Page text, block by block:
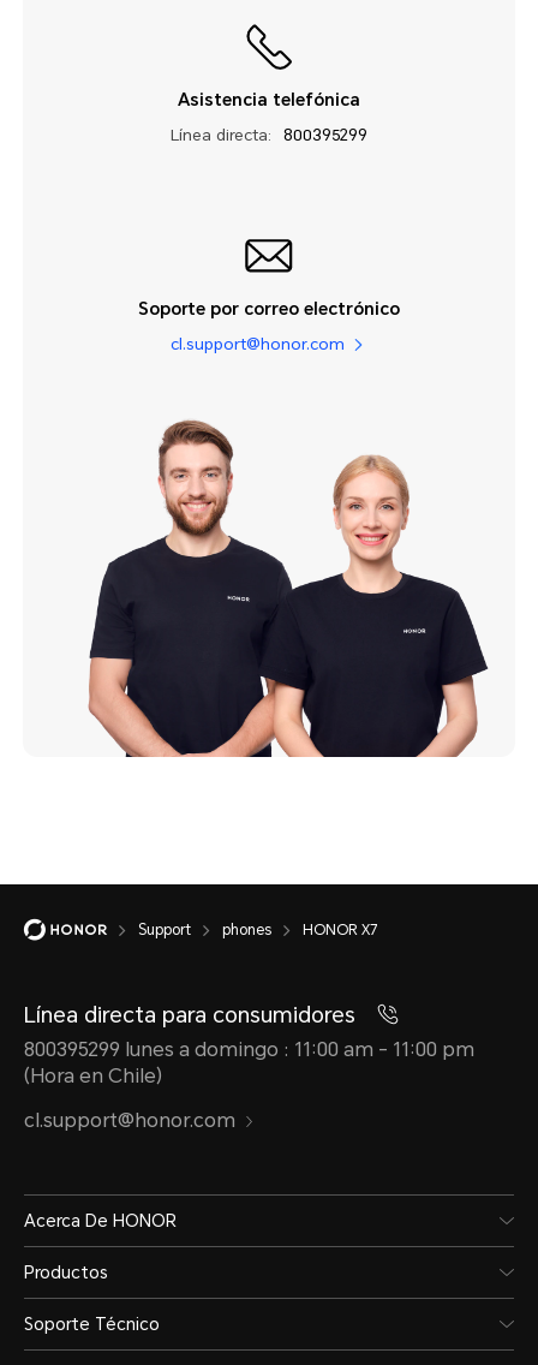
Asistencia telefónica
Línea directa: 800395299
Soporte por correo electrónico
cl.support@honor.com
Support phones HONOR X7
Línea directa para consumidores
800395299 lunes a domingo : 11:00 am - 11:00 pm
(Hora en Chile)
cl.support@honor.com
Acerca De HONOR
Productos
Soporte Técnico